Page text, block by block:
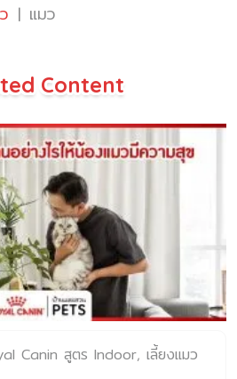
แมว
Content
Canin สูตร Indoor เลี้ยงแมว